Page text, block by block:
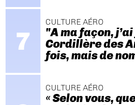
CULTURE AÉRO
"A ma façon,
Cordillère des
fois, mais de
CULTURE AÉRO
« Selon vous,